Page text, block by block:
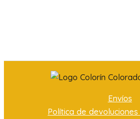
Envíos
Política de